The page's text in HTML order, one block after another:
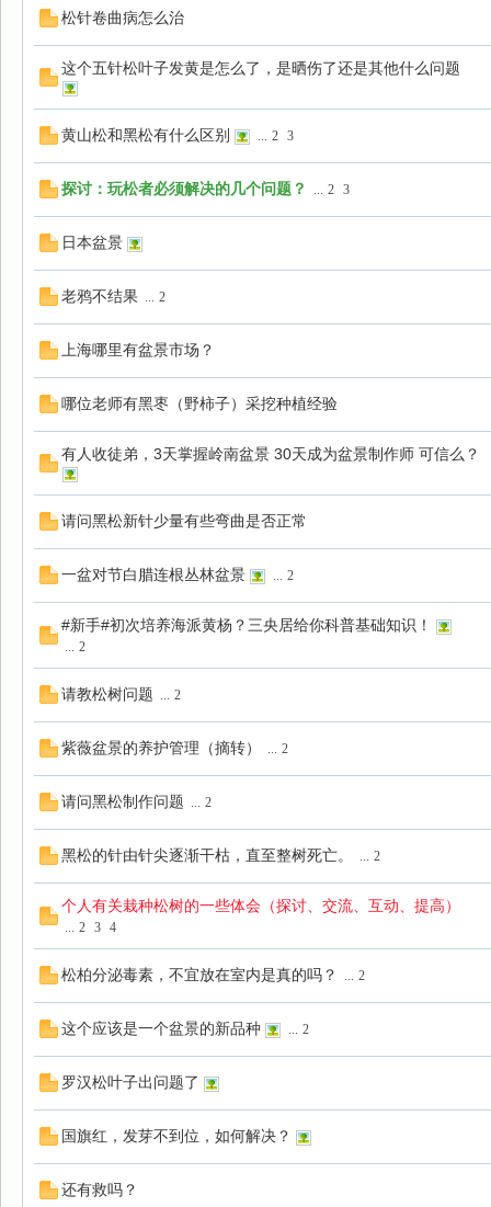
松针卷曲病怎么治
这个五针松叶子发黄是怎么了，是晒伤了还是其他什么问题
黄山松和黑松有什么区别 ... 2 3
探讨：玩松者必须解决的几个问题？ ... 2 3
日本盆景
老鸦不结果 ... 2
上海哪里有盆景市场？
哪位老师有黑枣（野柿子）采挖种植经验
有人收徒弟，3天掌握岭南盆景 30天成为盆景制作师 可信么？
请问黑松新针少量有些弯曲是否正常
一盆对节白腊连根丛林盆景 ... 2
#新手#初次培养海派黄杨？三央居给你科普基础知识！
... 2
请教松树问题 ... 2
紫薇盆景的养护管理（摘转） ... 2
请问黑松制作问题 ... 2
黑松的针由针尖逐渐干枯，直至整树死亡。 ... 2
个人有关栽种松树的一些体会（探讨、交流、互动、提高）
... 2 3 4
松柏分泌毒素，不宜放在室内是真的吗？ ... 2
这个应该是一个盆景的新品种 ... 2
罗汉松叶子出问题了
国旗红，发芽不到位，如何解决？
还有救吗？